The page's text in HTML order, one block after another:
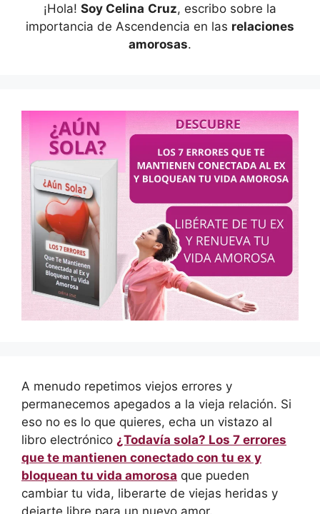
¡Hola! Soy Celina Cruz, escribo sobre la
importancia de Ascendencia en las relaciones
amorosas.
A menudo repetimos viejos errores y
permanecemos apegados a la vieja relación. Si
eso no es lo que quieres, echa un vistazo al
libro electrónico ¿Todavía sola? Los 7 errores
que te mantienen conectado con tu ex y
bloquean tu vida amorosa que pueden
cambiar tu vida, liberarte de viejas heridas y
dejarte libre para un nuevo amor.